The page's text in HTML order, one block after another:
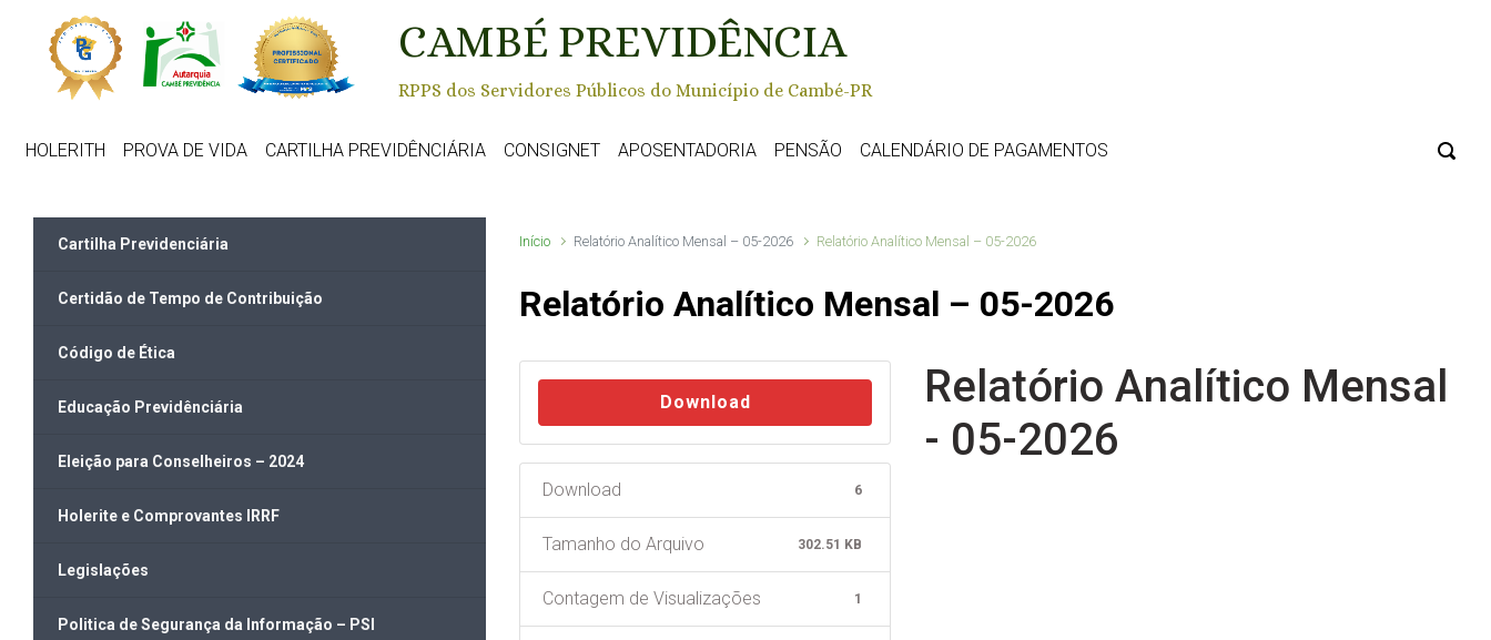
Skip to main content
CAMBÉ PREVIDÊNCIA
RPPS dos Servidores Públicos do Município de Cambé-PR
HOLERITH PROVA DE VIDA CARTILHA PREVIDÊNCIÁRIA CONSIGNET APOSENTADORIA PENSÃO CALENDÁRIO DE PAGAMENTOS
Início Relatório Analítico Mensal – 05-2026 Relatório Analítico Mensal – 05-2026
Relatório Analítico Mensal – 05-2026
Download
Download 6
Tamanho do Arquivo 302.51 KB
Contagem de Visualizações 1
Relatório Analítico Mensal
- 05-2026
Cartilha Previdenciária
Certidão de Tempo de Contribuição
Código de Ética
Educação Previdênciária
Eleição para Conselheiros – 2024
Holerite e Comprovantes IRRF
Legislações
Politica de Segurança da Informação – PSI